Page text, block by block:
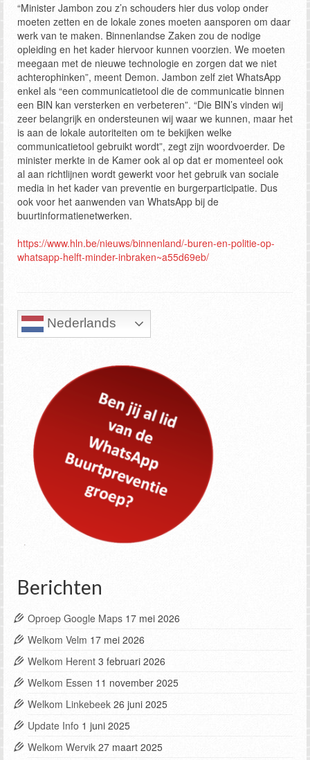
“Minister Jambon zou z’n schouders hier dus volop onder
moeten zetten en de lokale zones moeten aansporen om daar
werk van te maken. Binnenlandse Zaken zou de nodige
opleiding en het kader hiervoor kunnen voorzien. We moeten
meegaan met de nieuwe technologie en zorgen dat we niet
achterophinken”, meent Demon. Jambon zelf ziet WhatsApp
enkel als “een communicatietool die de communicatie binnen
een BIN kan versterken en verbeteren”. “Die BIN’s vinden wij
zeer belangrijk en ondersteunen wij waar we kunnen, maar het
is aan de lokale autoriteiten om te bekijken welke
communicatietool gebruikt wordt”, zegt zijn woordvoerder. De
minister merkte in de Kamer ook al op dat er momenteel ook
al aan richtlijnen wordt gewerkt voor het gebruik van sociale
media in het kader van preventie en burgerparticipatie. Dus
ook voor het aanwenden van WhatsApp bij de
buurtinformatienetwerken.
https://www.hln.be/nieuws/binnenland/-buren-en-politie-op-
whatsapp-helft-minder-inbraken~a55d69eb/
Nederlands
Berichten
Oproep Google Maps 17 mei 2026
Welkom Velm 17 mei 2026
Welkom Herent 3 februari 2026
Welkom Essen 11 november 2025
Welkom Linkebeek 26 juni 2025
Update Info 1 juni 2025
Welkom Wervik 27 maart 2025